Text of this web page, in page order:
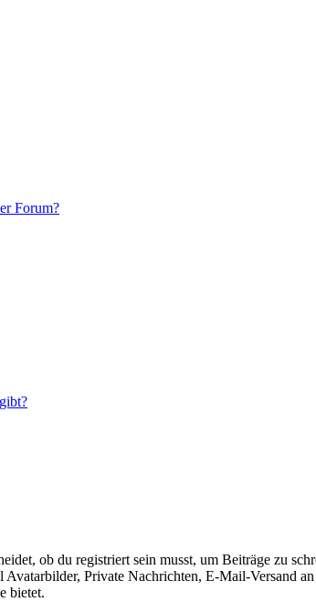
Forum?
ob du registriert sein musst, um Beiträge zu
Private Nachrichten, E-Mail-Versand
bietet.